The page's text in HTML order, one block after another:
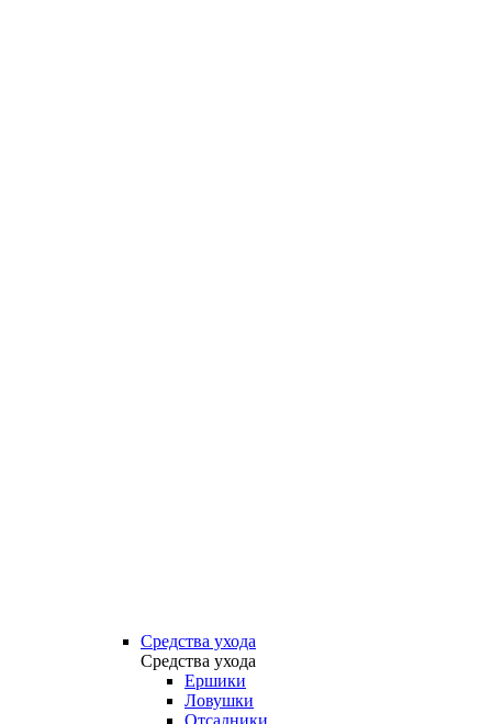
Средства ухода
Средства ухода
Ершики
Ловушки
Отсадники